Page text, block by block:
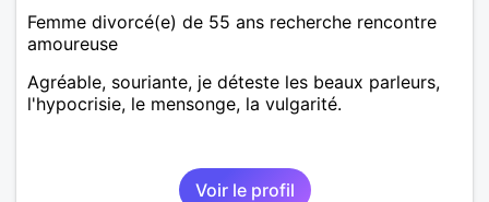
Femme divorcé(e) de 55 ans recherche rencontre
amoureuse
Agréable, souriante, je déteste les beaux parleurs,
l'hypocrisie, le mensonge, la vulgarité.
Voir le profil